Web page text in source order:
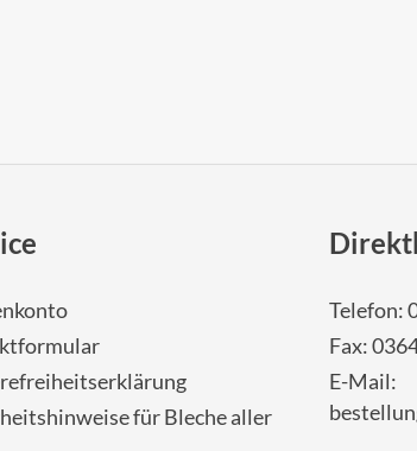
für Bleche aller
Telefon:
Fax:
E-Mail: